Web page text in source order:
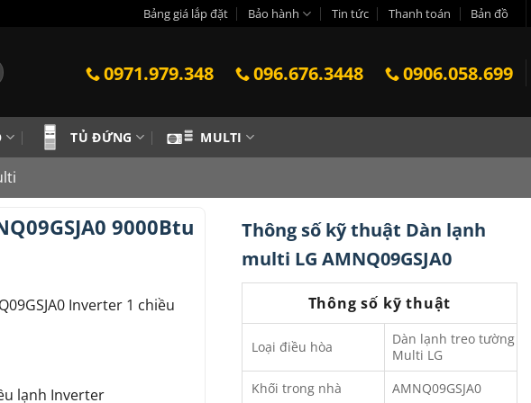
Bảng giá lắp đặt Bảo hành Tin tức Thanh toán Bản đồ
0971.979.348 096.676.3448 0906.058.699
TỦ ĐỨNG MULTI
9000Btu
Inverter 1 chiều
lạnh Inverter
Thông số kỹ thuật Dàn lạnh
multi LG AMNQ09GSJA0
Thông số kỹ thuật
Loại điều hòa
Dàn lạnh treo tường
Multi LG
Khối trong nhà
AMNQ09GSJA0